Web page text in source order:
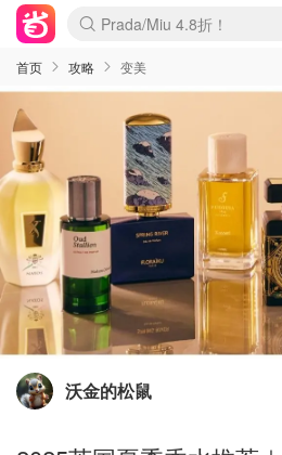
麦卢卡蜂蜜夏促！个位数！
Prada/Miu 4.8折！
啥？必胜客披萨5折！
首页 攻略 变美
沃金的松鼠